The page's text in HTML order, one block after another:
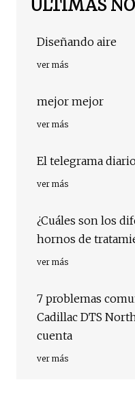
ÚLTIMAS
Diseñando aire
ver más
mejor mejor
ver más
El telegrama
ver más
¿Cuáles son los
hornos de
ver más
7 problemas
Cadillac DTS
cuenta
ver más